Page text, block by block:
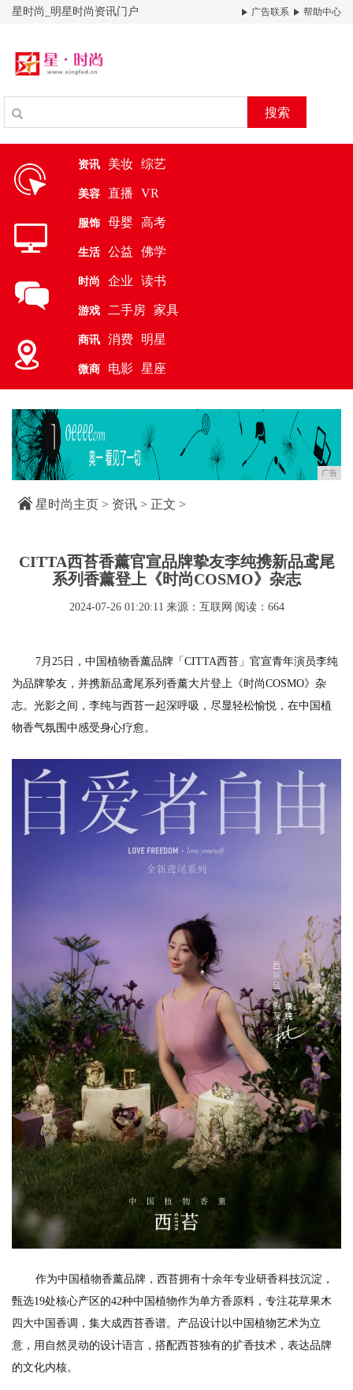
星时尚_明星时尚资讯门户 广告联系 帮助中心
搜索
资讯 美妆 综艺
美容 直播 VR
服饰 母婴 高考
生活 公益 佛学
时尚 企业 读书
游戏 二手房 家具
商讯 消费 明星
微商 电影 星座
广告
星时尚主页 > 资讯 > 正文 >
CITTA西苔香薰官宣品牌挚友李纯携新品鸢尾
系列香薰登上《时尚COSMO》杂志
2024-07-26 01:20:11 来源：互联网 阅读：664
7月25日，中国植物香薰品牌「CITTA西苔」官宣青年演员李纯
为品牌挚友，并携新品鸢尾系列香薰大片登上《时尚COSMO》杂
志。光影之间，李纯与西苔一起深呼吸，尽显轻松愉悦，在中国植
物香气氛围中感受身心疗愈。
作为中国植物香薰品牌，西苔拥有十余年专业研香科技沉淀，
甄选19处核心产区的42种中国植物作为单方香原料，专注花草果木
四大中国香调，集大成西苔香谱。产品设计以中国植物艺术为立
意，用自然灵动的设计语言，搭配西苔独有的扩香技术，表达品牌
的文化内核。